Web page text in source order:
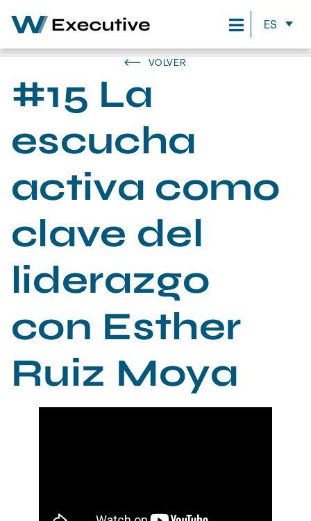
ES
VOLVER
#15 La
escucha
activa como
clave del
liderazgo
con Esther
Ruiz Moya